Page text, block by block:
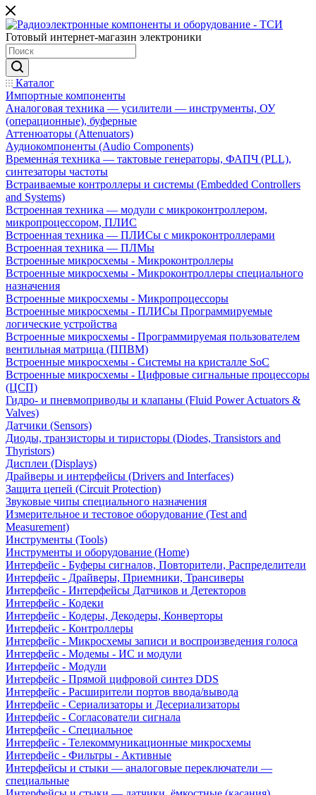
Готовый интернет-магазин электроники
Каталог
Импортные компоненты
Аналоговая техника — усилители — инструменты, ОУ
(операционные), буферные
Аттенюаторы (Attenuators)
Аудиокомпоненты (Audio Components)
Временна́я техника — тактовые генераторы, ФАПЧ (PLL),
синтезаторы частоты
Встраиваемые контроллеры и системы (Embedded Controllers
and Systems)
Встроенная техника — модули с микроконтроллером,
микропроцессором, ПЛИС
Встроенная техника — ПЛИСы с микроконтроллерами
Встроенная техника — ПЛМы
Встроенные микросхемы - Микроконтроллеры
Встроенные микросхемы - Микроконтроллеры специального
назначения
Встроенные микросхемы - Микропроцессоры
Встроенные микросхемы - ПЛИСы Программируемые
логические устройства
Встроенные микросхемы - Программируемая пользователем
вентильная матрица (ППВМ)
Встроенные микросхемы - Системы на кристалле SoC
Встроенные микросхемы - Цифровые сигнальные процессоры
(ЦСП)
Гидро- и пневмоприводы и клапаны (Fluid Power Actuators &
Valves)
Датчики (Sensors)
Диоды, транзисторы и тиристоры (Diodes, Transistors and
Thyristors)
Дисплеи (Displays)
Драйверы и интерфейсы (Drivers and Interfaces)
Защита цепей (Circuit Protection)
Звуковые чипы специального назначения
Измерительное и тестовое оборудование (Test and
Measurement)
Инструменты (Tools)
Инструменты и оборудование (Home)
Интерфейс - Буферы сигналов, Повторители, Распределители
Интерфейс - Драйверы, Приемники, Трансиверы
Интерфейс - Интерфейсы Датчиков и Детекторов
Интерфейс - Кодеки
Интерфейс - Кодеры, Декодеры, Конверторы
Интерфейс - Контроллеры
Интерфейс - Микросхемы записи и воспроизведения голоса
Интерфейс - Модемы - ИС и модули
Интерфейс - Модули
Интерфейс - Прямой цифровой синтез DDS
Интерфейс - Расширители портов ввода/вывода
Интерфейс - Сериализаторы и Десериализаторы
Интерфейс - Согласователи сигнала
Интерфейс - Специальное
Интерфейс - Телекоммуникационные микросхемы
Интерфейс - Фильтры - Активные
Интерфейсы и стыки — аналоговые переключатели —
специальные